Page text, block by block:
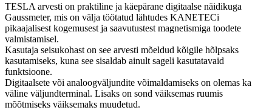
TESLA arvesti on praktiline ja käepärane digitaalse näidikuga
Gaussmeter, mis on välja töötatud lähtudes KANETECi
pikaajalisest kogemusest ja saavutustest magnetismiga toodete
valmistamisel.
Kasutaja seisukohast on see arvesti mõeldud kõigile hõlpsaks
kasutamiseks, kuna see sisaldab ainult sageli kasutatavaid
funktsioone.
Digitaalsete või analoogväljundite võimaldamiseks on olemas ka
väline väljundterminal. Lisaks on sond väiksemas ruumis
mõõtmiseks väiksemaks muudetud.